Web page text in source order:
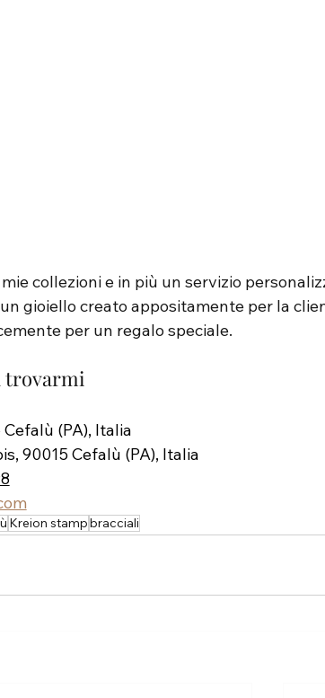
collezioni e in più un servizio
gioiello creato appositamente per la
per un regalo speciale.
trovarmi
(PA), Italia
90015 Cefalù (PA), Italia
Kreion stampbracciali